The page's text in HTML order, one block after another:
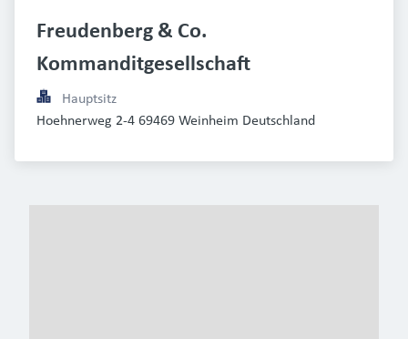
Freudenberg & Co.
Kommanditgesellschaft
Hauptsitz
Hoehnerweg 2-4 69469 Weinheim Deutschland